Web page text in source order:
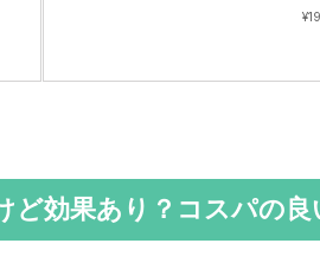
ど効果あり？コスパの良